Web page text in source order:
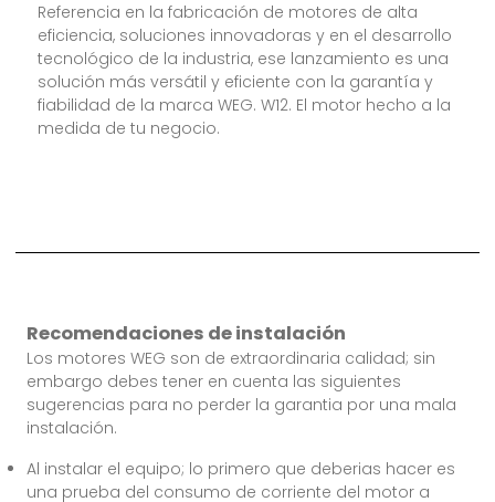
Referencia en la fabricación de motores de alta
eficiencia, soluciones innovadoras y en el desarrollo
tecnológico de la industria, ese lanzamiento es una
solución más versátil y eficiente con la garantía y
fiabilidad de la marca WEG. W12. El motor hecho a la
medida de tu negocio.
Recomendaciones de instalación
Los motores WEG son de extraordinaria calidad; sin
embargo debes tener en cuenta las siguientes
sugerencias para no perder la garantia por una mala
instalación.
Al instalar el equipo; lo primero que deberias hacer es
una prueba del consumo de corriente del motor a